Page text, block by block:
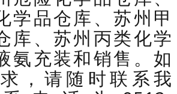
学品仓库、苏州甲
库、苏州丙类化学
氨充装和销售。如
，请随时联系我